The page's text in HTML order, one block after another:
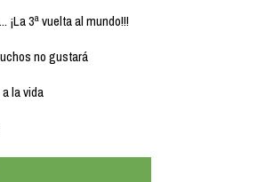
3ª vuelta al mundo!!!
no gustará
la vida